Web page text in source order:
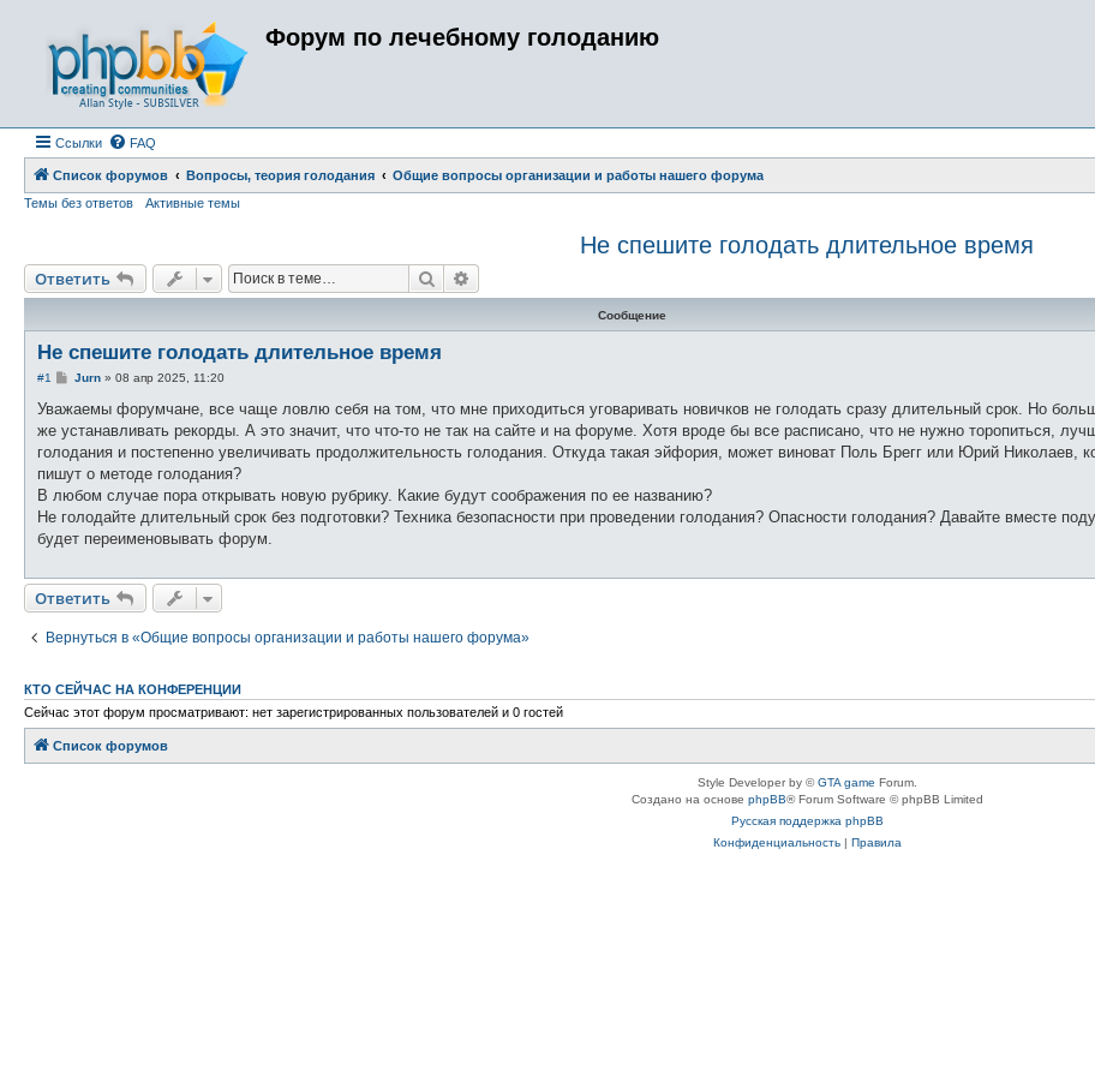
Форум по лечебному голоданию
Ссылки FAQ
Список форумов Вопросы, теория голодания
Общие вопросы организации и работы нашего форума
Темы без ответов
Активные темы
Не спешите голодать длительное время
Ответить Поиск
Сообщение
Не спешите голодать длительное время
#1
С
о
щ
е
н
и
е
Jurn» 08 апр 2025, 11:20
Уважаемы форумчане, все чаще ловлю себя на том, что мне приходиться уговаривать новичков не голодать сразу длительный срок. Но
же устанавливать рекорды. А это значит, что что-то не так на сайте и на форуме. Хотя вроде бы все расписано, что не нужно торопиться,
голодания и постепенно увеличивать продолжительность голодания. Откуда такая эйфория, может виноват Поль Брегг или Юрий Николаев,
пишут о методе голодания?
В любом случае пора открывать новую рубрику. Какие будут соображения по ее названию?
Не голодайте длительный срок без подготовки? Техника безопасности при проведении голодания? Опасности голодания? Давайте вместе
будет переименовывать форум.
Ответить
Вернуться в «Общие вопросы организации и работы нашего форума»
КТО СЕЙЧАС НА КОНФЕРЕНЦИИ
Сейчас этот форум просматривают: нет зарегистрированных пользователей и 0 гостей
Список форумов
Style Developer by ©GTA game Forum.
Создано на основе phpBB® Forum Software © phpBB Limited
Русская поддержка phpBB
Конфиденциальность| Правила